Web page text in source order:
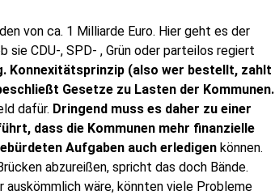
von ca. 1 Milliarde Euro. Hier geht es der
CDU-, SPD- , Grün oder parteilos regiert
Konnexitätsprinzip (also wer bestellt, zahlt
Gesetze zu Lasten der Kommunen.
dafür. Dringend muss es daher zu einer
dass die Kommunen mehr finanzielle
Aufgaben auch erledigen können.
abzureißen, spricht das doch Bände.
wäre, könnten viele Probleme